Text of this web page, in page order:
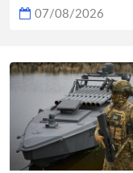
07/08/2026